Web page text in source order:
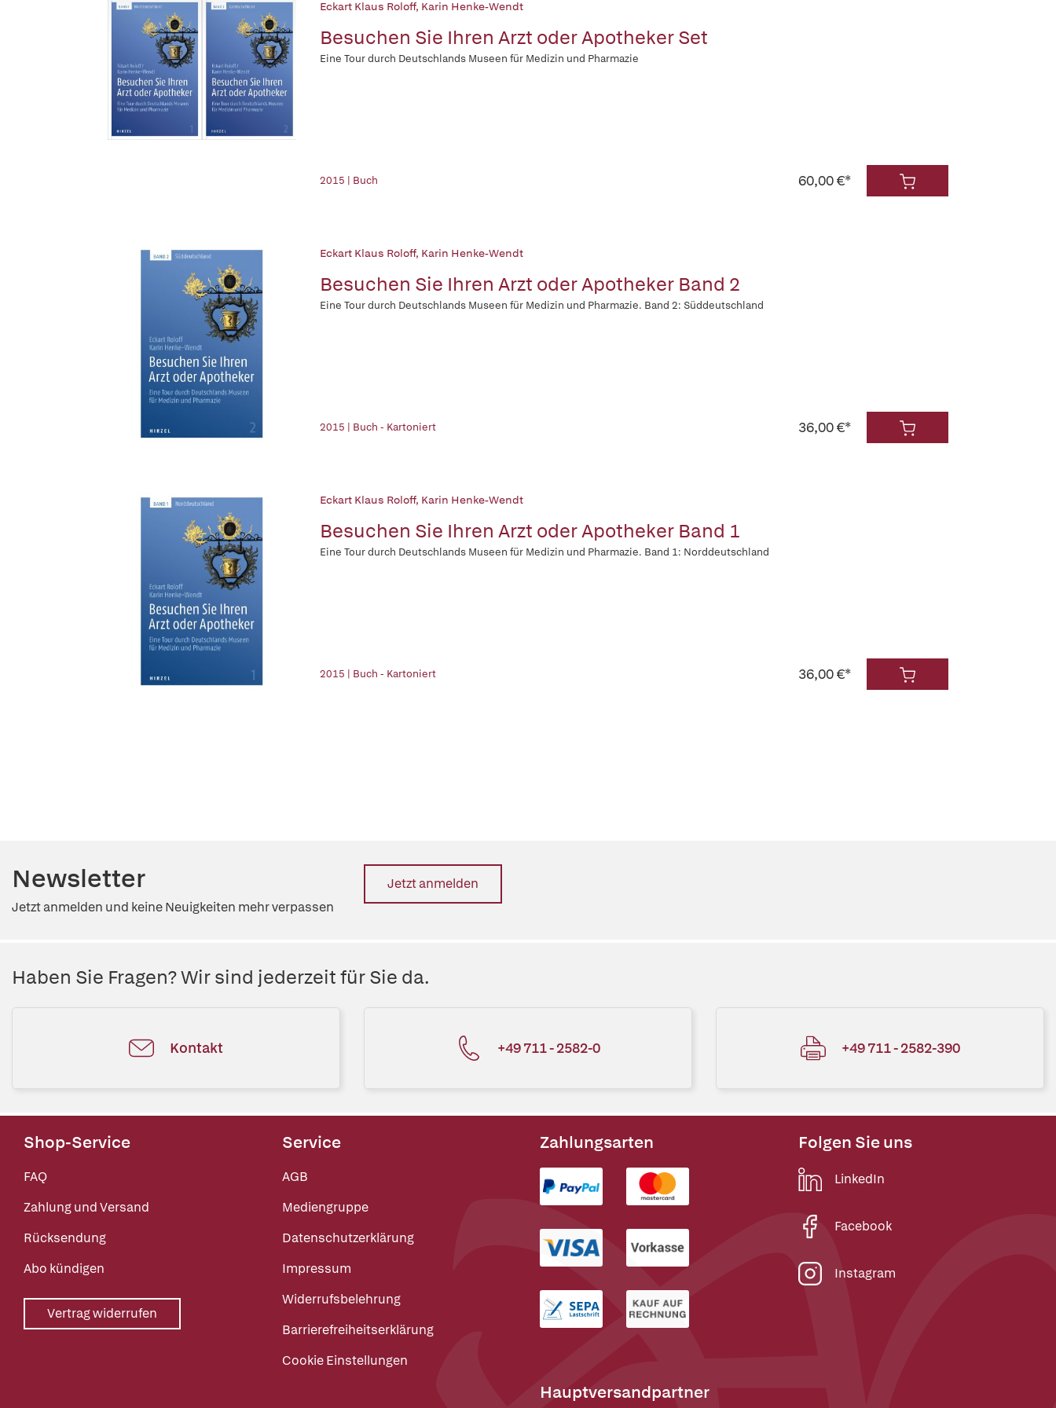
Eckart Klaus Roloff, Karin Henke-Wendt
Besuchen Sie Ihren Arzt oder Apotheker Set
Eine Tour durch Deutschlands Museen für Medizin und Pharmazie
2015 | Buch 60,00 €*
Eckart Klaus Roloff, Karin Henke-Wendt
Besuchen Sie Ihren Arzt oder Apotheker Band 2
Eine Tour durch Deutschlands Museen für Medizin und Pharmazie. Band 2: Süddeutschland
2015 | Buch - Kartoniert 36,00 €*
Eckart Klaus Roloff, Karin Henke-Wendt
Besuchen Sie Ihren Arzt oder Apotheker Band 1
Eine Tour durch Deutschlands Museen für Medizin und Pharmazie. Band 1: Norddeutschland
2015 | Buch - Kartoniert 36,00 €*
Newsletter
Jetzt anmelden und keine Neuigkeiten mehr verpassen
Jetzt anmelden
Haben Sie Fragen? Wir sind jederzeit für Sie da.
Kontakt +49 711 - 2582-0 +49 711 - 2582-390
Shop-Service
FAQ
Zahlung und Versand
Rücksendung
Abo kündigen
Vertrag widerrufen
Service
AGB
Mediengruppe
Datenschutzerklärung
Impressum
Widerrufsbelehrung
Barrierefreiheitserklärung
Cookie Einstellungen
Zahlungsarten
Hauptversandpartner
Folgen Sie uns
LinkedIn
Facebook
Instagram